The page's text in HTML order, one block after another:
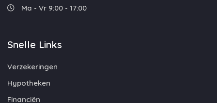
Ma - Vr 9:00 - 17:00
Snelle Links
Verzekeringen
Hypotheken
Financiën